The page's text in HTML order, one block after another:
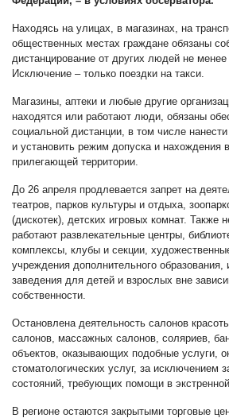
Находясь на улицах, в магазинах, на
общественных местах граждане обязаны
дистанцирование от других людей не менее
Исключение – только поездки на такси.
Магазины, аптеки и любые другие
находятся или работают люди, обязаны
социальной дистанции, в том числе
и установить режим допуска и нахождения
прилегающей территории.
До 26 апреля продлевается запрет на
театров, парков культуры и отдыха,
(дискотек), детских игровых комнат. Также
работают развлекательные центры,
комплексы, клубы и секции,
учреждения дополнительного образования,
заведения для детей и взрослых вне
собственности.
Остановлена деятельность салонов
салонов, массажных салонов, соляриев,
объектов, оказывающих подобные услуги,
стоматологических услуг, за исключением
состояний, требующих помощи в
В регионе остаются закрытыми торговые